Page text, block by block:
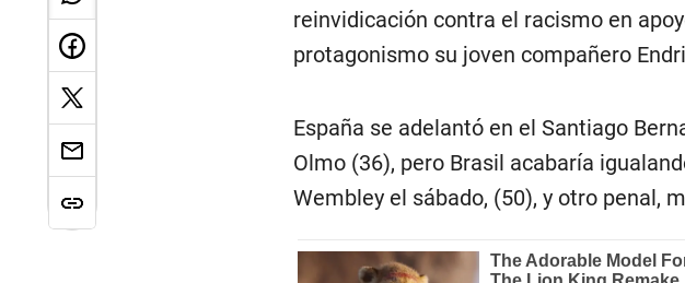
reinvidicación contra el racismo en
protagonismo su joven compañero
España se adelantó en el Santiago
Olmo (36), pero Brasil acabaría
Wembley el sábado, (50), y otro penal,